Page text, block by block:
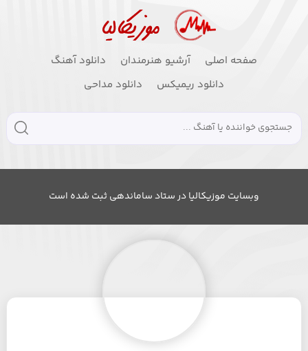
صفحه اصلی آرشیو هنرمندان
دانلود آهنگ
دانلود ریمیکس
دانلود مداحی
وبسایت موزیکالیا در ستاد ساماندهی ثبت شده است